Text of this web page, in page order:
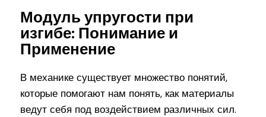
Модуль упругости при
изгибе: Понимание и
Применение
В механике существует множество понятий,
которые помогают нам понять, как материалы
ведут себя под воздействием различных сил.